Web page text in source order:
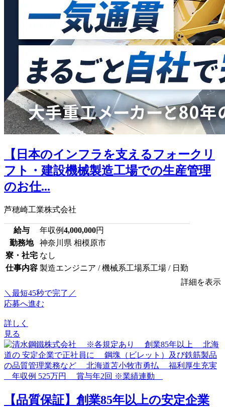
【日本のインフラを支えるフォークリ
フト・建設機械製造工場での生産管理
のお仕...
芦穂崎工業株式会社
給与 年収例4,000,000円
勤務地
神奈川県 相模原市
寮・社宅 なし
仕事内容 製造エンジニア / 機械系工場系工場 / 日勤
詳細を表示
＼最短45秒で完了／
応募へ進む
詳しく
見る
【品質保証】創業85年以上の安定企業